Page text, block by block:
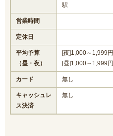
駅
営業時間
定休日
平均予算
（昼・夜）
[夜]1,000～1,999円
[昼]1,000～1,999円
カード 無し
キャッシュレ
ス決済
無し